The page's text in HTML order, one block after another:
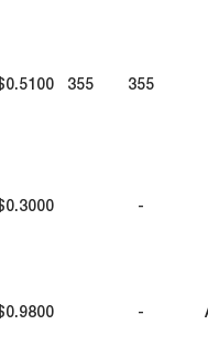
355 355
-
-